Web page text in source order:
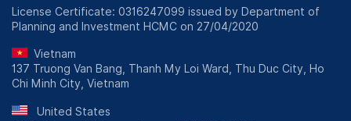
License Certificate: 0316247099 issued by Department of
Planning and Investment HCMC on 27/04/2020
Vietnam
137 Truong Van Bang, Thanh My Loi Ward, Thu Duc City, Ho
Chi Minh City, Vietnam
United States